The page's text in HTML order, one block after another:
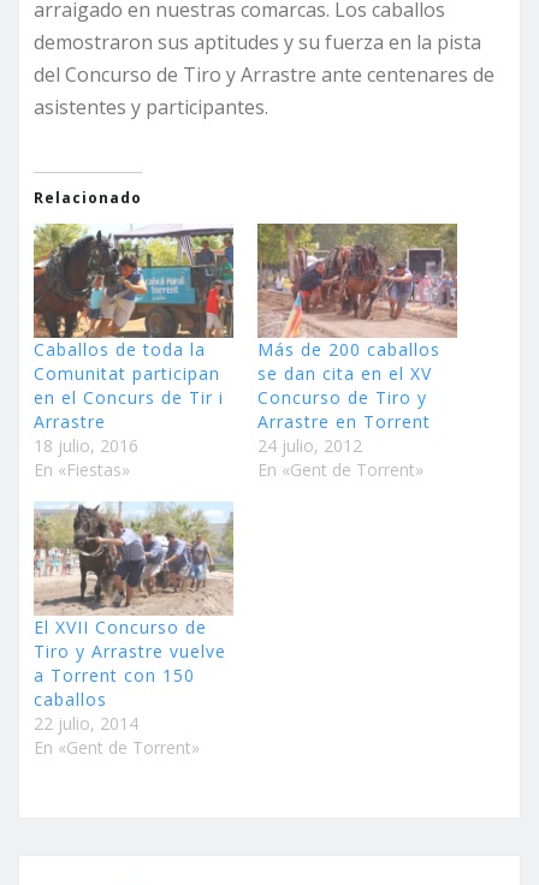
arraigado en nuestras comarcas. Los caballos
demostraron sus aptitudes y su fuerza en la pista
del Concurso de Tiro y Arrastre ante centenares de
asistentes y participantes.
Relacionado
Caballos de toda la
Comunitat participan
en el Concurs de Tir i
Arrastre
18 julio, 2016
En «Fiestas»
Más de 200 caballos
se dan cita en el XV
Concurso de Tiro y
Arrastre en Torrent
24 julio, 2012
En «Gent de Torrent»
El XVII Concurso de
Tiro y Arrastre vuelve
a Torrent con 150
caballos
22 julio, 2014
En «Gent de Torrent»